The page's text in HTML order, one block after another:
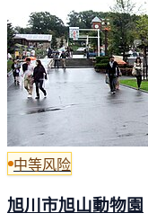
中等风险
旭川市旭山動物園